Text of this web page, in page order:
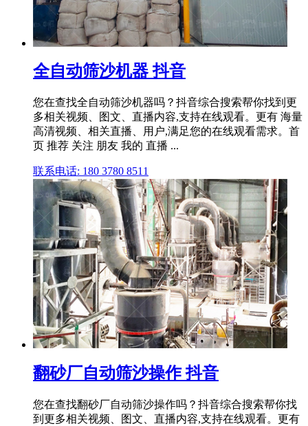
全自动筛沙机器 抖音
您在查找全自动筛沙机器吗？抖音综合搜索帮你找到更
多相关视频、图文、直播内容,支持在线观看。更有 海量
高清视频、相关直播、用户,满足您的在线观看需求。首
页 推荐 关注 朋友 我的 直播 ...
联系电话: 180 3780 8511
翻砂厂自动筛沙操作 抖音
您在查找翻砂厂自动筛沙操作吗？抖音综合搜索帮你找
到更多相关视频、图文、直播内容,支持在线观看。更有